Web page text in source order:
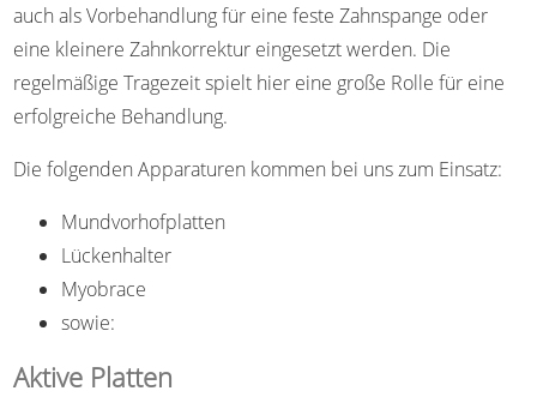
auch als Vorbehandlung für eine feste Zahnspange oder
eine kleinere Zahnkorrektur eingesetzt werden. Die
regelmäßige Tragezeit spielt hier eine große Rolle für eine
erfolgreiche Behandlung.
Die folgenden Apparaturen kommen bei uns zum Einsatz:
Mundvorhofplatten
Lückenhalter
Myobrace
sowie:
Aktive Platten